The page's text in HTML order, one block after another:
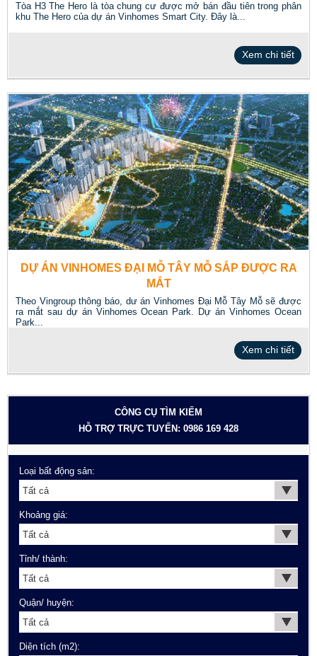
Tòa H3 The Hero là tòa chung cư được mở bán đầu tiên trong phân
khu The Hero của dự án Vinhomes Smart City. Đây là...
Xem chi tiết
DỰ ÁN VINHOMES ĐẠI MỖ TÂY MỖ SẮP ĐƯỢC RA
MẮT
Theo Vingroup thông báo, dư án Vinhomes Đại Mỗ Tây Mỗ sẽ được
ra mắt sau dự án Vinhomes Ocean Park. Dự án Vinhomes Ocean
Park...
Xem chi tiết
CÔNG CỤ TÌM KIẾM
HỖ TRỢ TRỰC TUYẾN: 0986 169 428
Loại bất động sản:
Khoảng giá:
Tỉnh/ thành:
Quận/ huyện:
Diện tích (m2):